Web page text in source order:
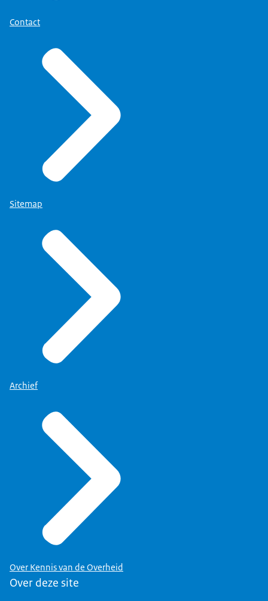
We zitten nu in Den Haag
Ik zeg 'we', maar er zitten geen
ouders bij die dit is overkomen.
Zij vonden het te heftig
om weer op te rakelen.
de voorzitter van de Oudercommissie
Kinderopvangtoeslag zit er
wel. Dat is Tof Thissen.
besloten dat we 'je' en 'jij' mogen
zeggen. Wat dacht je toen je werd
gevraagd om voorzitter te worden
van die commissie?
Dat ik de volgende dag wilde
beginnen. Liever nog dezelfde dag.
Ik had net afscheid genomen als
Ik was daar zo'n beetje klaar.
Het was me gelukt om alle
personeel van het WERKbedrijf weer
mensgerichte, persoonlijke
aandacht te laten geven aan mensen
die niet op hun verlanglijstje
hadden om werkloos te worden.
Je werd nu voor iets
totaal anders gevraagd.
Contact
Sitemap
Archief
Over Kennis van de Overheid
Over deze site